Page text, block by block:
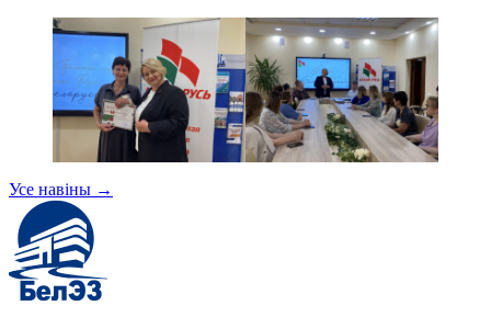
Усе навіны →